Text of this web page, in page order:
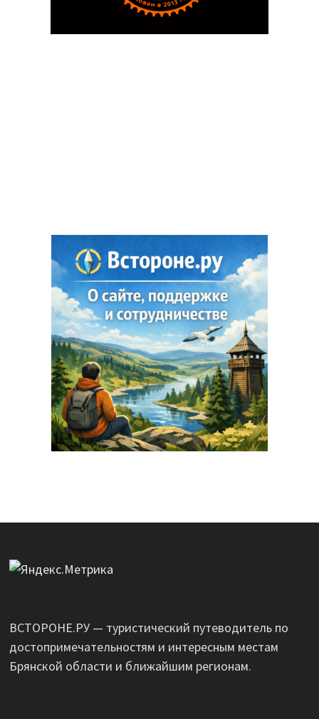
ВСТОРОНЕ.РУ — туристический путеводитель по
достопримечательностям и интересным местам
Брянской области и ближайшим регионам.